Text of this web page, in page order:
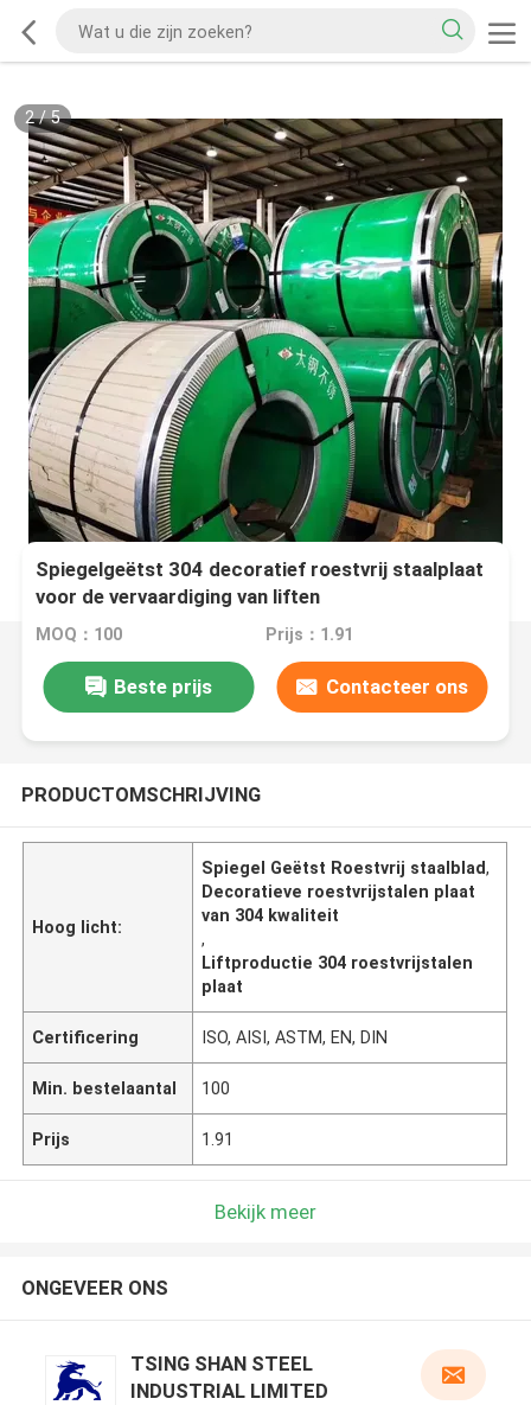
2/5
Spiegelgeëtst 304 decoratief roestvrij staalplaat
voor de vervaardiging van liften
MOQ：100 Prijs：1.91
Beste prijs Contacteer ons
PRODUCTOMSCHRIJVING
Hoog licht:
Spiegel Geëtst Roestvrij staalblad,
Decoratieve roestvrijstalen plaat
van 304 kwaliteit
,
Liftproductie 304 roestvrijstalen
plaat
Certificering ISO, AISI, ASTM, EN, DIN
Min. bestelaantal 100
Prijs 1.91
Bekijk meer
ONGEVEER ONS
TSING SHAN STEEL
INDUSTRIAL LIMITED